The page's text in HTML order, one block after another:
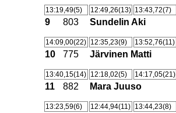
13:19,49(5) 12:49,26(13) 13:43,72(7)
9 803 Sundelin Aki
14:09,00(22) 12:35,23(9) 13:52,76(11)
10 775 Järvinen Matti
13:40,15(14) 12:18,02(5) 14:17,05(21)
11 882 Mara Juuso
13:23,59(6) 12:44,94(11) 13:44,23(8)